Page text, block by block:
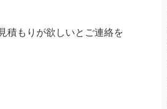
積もりが欲しいとご連絡を